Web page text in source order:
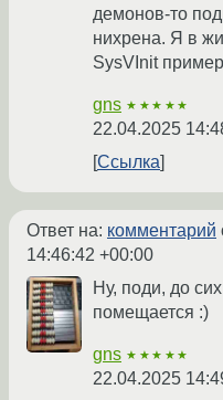
демонов-то
нихрена. Я в
SysVInit
gns ★★★★★
22.04.2025
Ссылка
Ответ на: комментарий
14:46:42 +00:00
Ну, поди, до
помещается :)
gns ★★★★★
22.04.2025